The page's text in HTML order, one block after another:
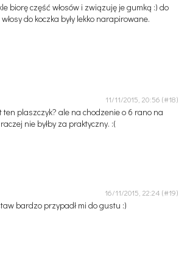
biorę część włosów i związuję je gumką :) do
do koczka były lekko narapirowane.
11/11/2015, 20:56
ten plaszczyk? ale na chodzenie o 6 rano na
nie byłby za praktyczny. :(
16/11/2015, 22:24
bardzo przypadł mi do gustu :)